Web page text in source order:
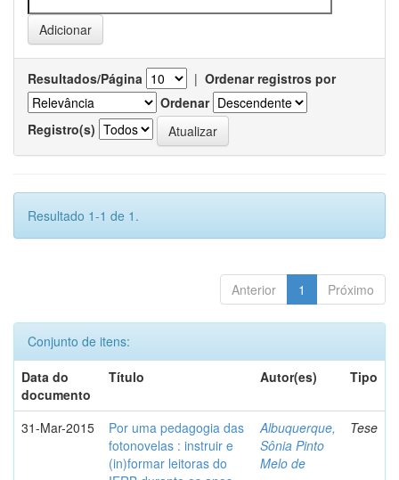
Resultados/Página | Ordenar registros por
Ordenar
Registro(s)
Resultado 1-1 de 1.
Anterior 1 Próximo
Conjunto de itens:
Data do
documento
Título Autor(es) Tipo
31-Mar-2015
Por uma pedagogia das
fotonovelas : instruir e
(in)formar leitoras do
Albuquerque,
Sônia Pinto
Melo de
Tese